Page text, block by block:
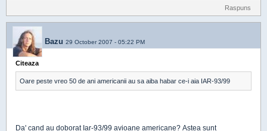
Raspuns
Bazu 29 October 2007 - 05:22 PM
Citeaza
Oare peste vreo 50 de ani americanii au sa aiba habar ce-i aia IAR-93/99
Da' cand au doborat Iar-93/99 avioane americane? Astea sunt